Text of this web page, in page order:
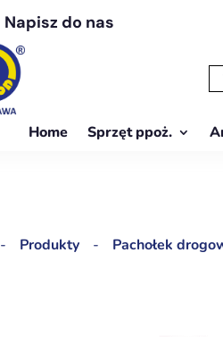
Napisz do nas
Home Sprzęt ppoż.
- Produkty - Pachołek